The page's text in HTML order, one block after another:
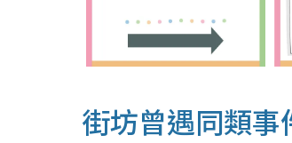
街坊曾遇同類